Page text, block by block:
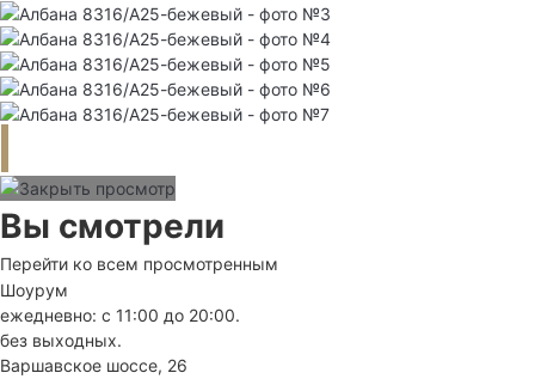
Вы смотрели
Перейти ко всем просмотренным
Шоурум
ежедневно: с 11:00 до 20:00.
без выходных.
Варшавское шоссе, 26